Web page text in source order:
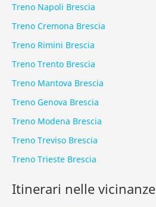
Treno Napoli Brescia
Treno Cremona Brescia
Treno Rimini Brescia
Treno Trento Brescia
Treno Mantova Brescia
Treno Genova Brescia
Treno Modena Brescia
Treno Treviso Brescia
Treno Trieste Brescia
Itinerari nelle vicinanze